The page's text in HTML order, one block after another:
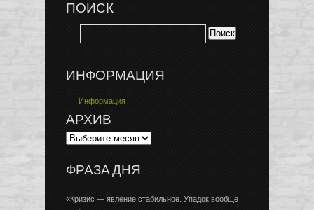
ПОИСК
ИНФОРМАЦИЯ
Информация
АРХИВ
ФРАЗА ДНЯ
«Кризис — явление стабильное. Упадок вообще